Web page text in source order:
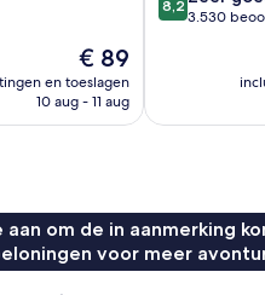
De
prijs
is
€ 89
en toeslagen
10 aug - 11 aug
van
8,2
3.530
aan om de in aanmerking
voor meer